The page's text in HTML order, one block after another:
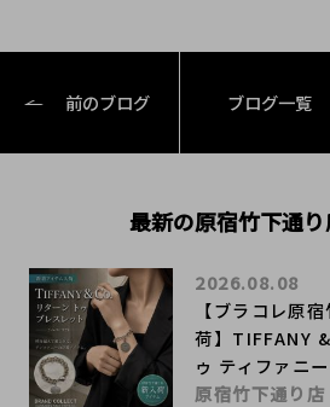
前のブログ ブログ一覧
最新の原宿竹下通
【ブラコレ原
荷】TIFFANY
ゥ ティファニ
2026.08.08
原宿竹下通り店